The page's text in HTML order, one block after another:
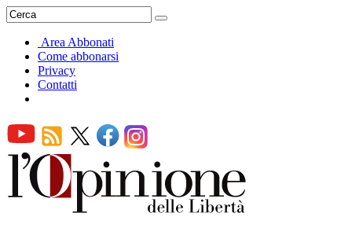
Area Abbonati
Come abbonarsi
Privacy
Contatti